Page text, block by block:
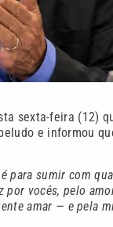
sexta-feira (12)
e informou
para sumir com
vocês, pelo
amar — e pela